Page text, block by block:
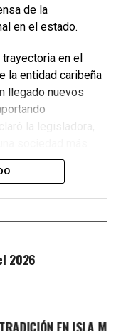
instante
directamente
de la
en el estado.
en el
la entidad caribeña
llegado nuevos
la legisladora,
Asimismo,
el fuerte
Aguakan,
suministro
Isla Mujeres,
2026
EN ISLA